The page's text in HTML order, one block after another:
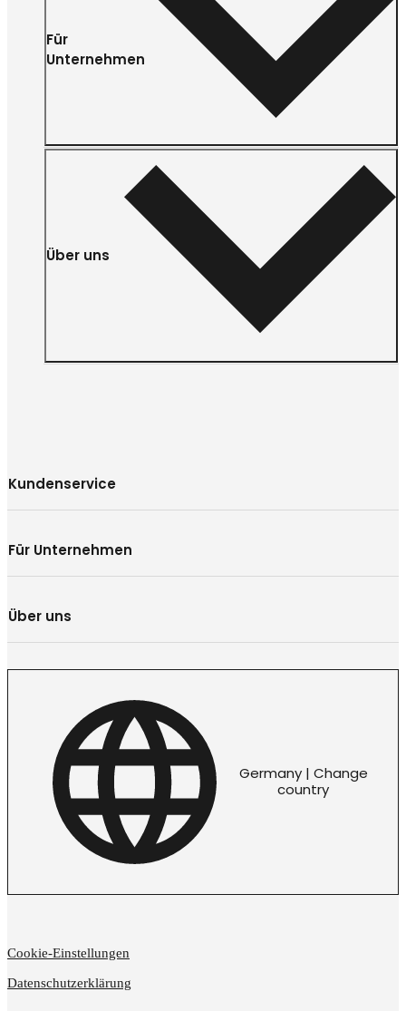
Für
Unternehmen
Über uns
Kundenservice
Für Unternehmen
Über uns
Germany | Change
country
Cookie-Einstellungen
Datenschutzerklärung